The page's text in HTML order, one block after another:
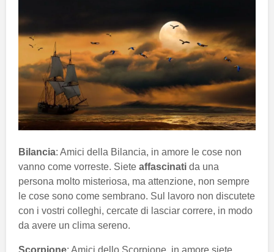
Bilancia: Amici della Bilancia, in amore le cose non
vanno come vorreste. Siete affascinati da una
persona molto misteriosa, ma attenzione, non sempre
le cose sono come sembrano. Sul lavoro non discutete
con i vostri colleghi, cercate di lasciar correre, in modo
da avere un clima sereno.
Scorpione: Amici dello Scorpione, in amore siete